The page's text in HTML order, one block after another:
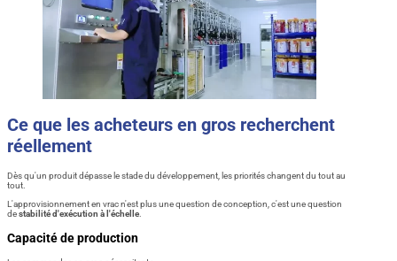
Ce que les acheteurs en gros recherchent
réellement
Dès qu'un produit dépasse le stade du développement, les priorités changent du tout au
tout.
L'approvisionnement en vrac n'est plus une question de conception, c'est une question
destabilité d'exécution à l'échelle.
Capacité de production